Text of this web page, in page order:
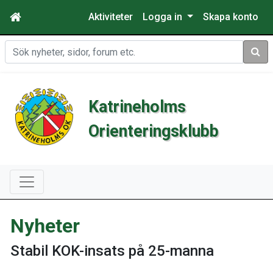
Aktiviteter Logga in Skapa konto
Sök
Katrineholms
Orienteringsklubb
Nyheter
Stabil KOK-insats på 25-manna